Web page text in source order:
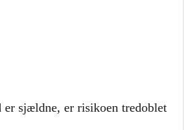
er sjældne, er risikoen tredoblet